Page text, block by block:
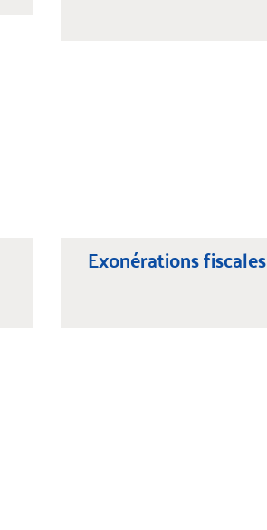
Exonérations fiscales